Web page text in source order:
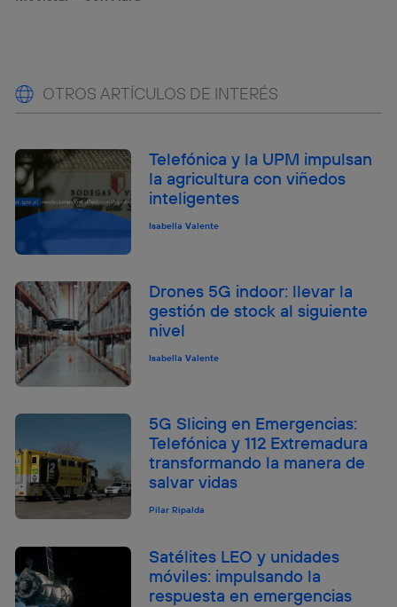
OTROS ARTÍCULOS DE INTERÉS
Telefónica y la UPM impulsan
la agricultura con viñedos
inteligentes
Isabella Valente
Drones 5G indoor: llevar la
gestión de stock al siguiente
nivel
Isabella Valente
5G Slicing en Emergencias:
Telefónica y 112 Extremadura
transformando la manera de
salvar vidas
Pilar Ripalda
Satélites LEO y unidades
móviles: impulsando la
respuesta en emergencias